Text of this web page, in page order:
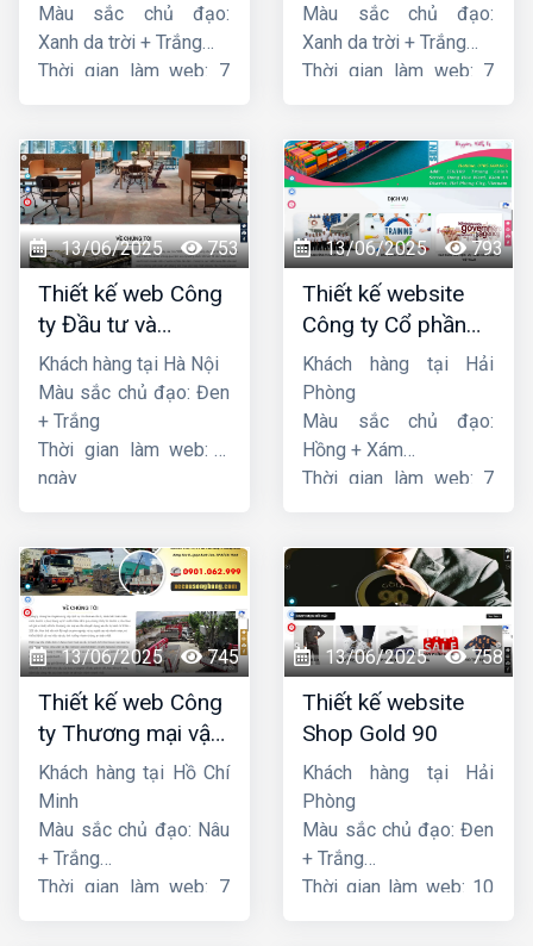
Màu sắc chủ đạo:
Xanh da trời + Trắng
Thời gian làm web: 7
Màu sắc chủ đạo:
Xanh da trời + Trắng
Thời gian làm web: 7
13/06/2025 753
Thiết kế web Công
ty Đầu tư và
Thương mại Five-
Star
Khách hàng tại Hà Nội
Màu sắc chủ đạo: Đen
+ Trắng
Thời gian làm web: 7
ngày
13/06/2025 793
Thiết kế website
Công ty Cổ phần
dịch vụ hàng hải
Sen
Khách hàng tại Hải
Phòng
Màu sắc chủ đạo:
Hồng + Xám
Thời gian làm web: 7
13/06/2025 745
Thiết kế web Công
ty Thương mại vận
tải Song Bằng
Khách hàng tại Hồ Chí
Minh
Màu sắc chủ đạo: Nâu
+ Trắng
Thời gian làm web: 7
13/06/2025 758
Thiết kế website
Shop Gold 90
Khách hàng tại Hải
Phòng
Màu sắc chủ đạo: Đen
+ Trắng
Thời gian làm web: 10